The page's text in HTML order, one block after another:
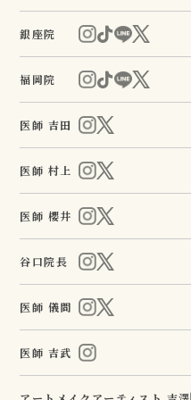
銀座院
福岡院
医師 吉田
医師 村上
医師 櫻井
谷口院長
医師 儀間
医師 吉武